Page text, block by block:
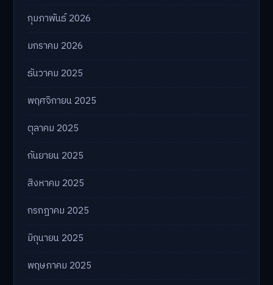
กุมภาพันธ์ 2026
มกราคม 2026
ธันวาคม 2025
พฤศจิกายน 2025
ตุลาคม 2025
กันยายน 2025
สิงหาคม 2025
กรกฎาคม 2025
มิถุนายน 2025
พฤษภาคม 2025